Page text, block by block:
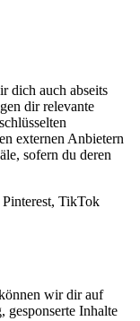
dich auch abseits
dir relevante
externen Anbietern
sofern du deren
TikTok
wir dir auf
gesponserte Inhalte